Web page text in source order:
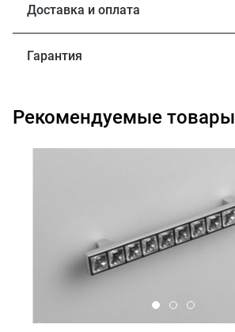
Доставка и оплата
Гарантия
Рекомендуемые товары